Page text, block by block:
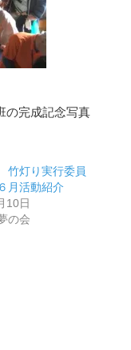
念写真
灯り実行委員
月活動紹介
10日
の会